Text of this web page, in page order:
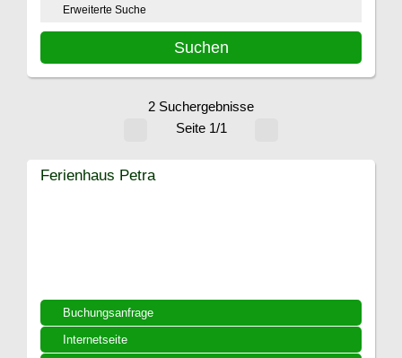
Erweiterte Suche
2 Suchergebnisse
Seite 1/1
Buchungsanfrage
Internetseite
Ferienhaus Petra